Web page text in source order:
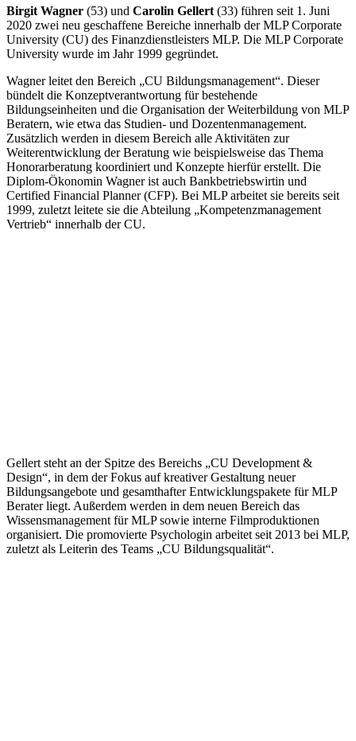
Birgit Wagner (53) und Carolin Gellert(33) führen seit 1. Juni
2020 zwei neu geschaffene Bereiche innerhalb der MLP Corporate
University (CU) des Finanzdienstleisters MLP. Die MLP Corporate
University wurde im Jahr 1999 gegründet.
Wagner leitet den Bereich „CU Bildungsmanagement“. Dieser
bündelt die Konzeptverantwortung für bestehende
Bildungseinheiten und die Organisation der Weiterbildung von MLP
Beratern, wie etwa das Studien- und Dozentenmanagement.
Zusätzlich werden in diesem Bereich alle Aktivitäten zur
Weiterentwicklung der Beratung wie beispielsweise das Thema
Honorarberatung koordiniert und Konzepte hierfür erstellt. Die
Diplom-Ökonomin Wagner ist auch Bankbetriebswirtin und
Certified Financial Planner (CFP). Bei MLP arbeitet sie bereits seit
1999, zuletzt leitete sie die Abteilung „Kompetenzmanagement
Vertrieb“ innerhalb der CU.
Gellert steht an der Spitze des Bereichs „CU Development &
Design“, in dem der Fokus auf kreativer Gestaltung neuer
Bildungsangebote und gesamthafter Entwicklungspakete für MLP
Berater liegt. Außerdem werden in dem neuen Bereich das
Wissensmanagement für MLP sowie interne Filmproduktionen
organisiert. Die promovierte Psychologin arbeitet seit 2013 bei MLP,
zuletzt als Leiterin des Teams „CU Bildungsqualität“.